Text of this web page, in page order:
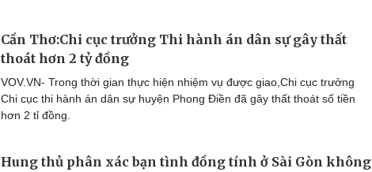
Cần Thơ:Chi cục trưởng Thi hành án dân sự gây thất
thoát hơn 2 tỷ đồng
VOV.VN- Trong thời gian thực hiện nhiệm vụ được giao,Chi cục trưởng
Chi cục thi hành án dân sự huyện Phong Điền đã gây thất thoát số tiền
hơn 2 tỉ đồng.
Hung thủ phân xác bạn tình đồng tính ở Sài Gòn không